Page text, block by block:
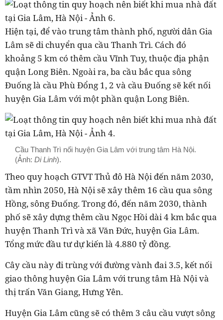
Hiện tại, để vào trung tâm thành phố, người dân Gia
Lâm sẽ di chuyển qua cầu Thanh Trì. Cách đó
khoảng 5 km có thêm cầu Vĩnh Tuy, thuộc địa phận
quận Long Biên. Ngoài ra, ba cầu bắc qua sông
Đuống là cầu Phù Đổng 1, 2 và cầu Đuống sẽ kết nối
huyện Gia Lâm với một phần quận Long Biên.
Cầu Thanh Trì nối huyện Gia Lâm với trung tâm Hà Nội.
(Ảnh: Di Linh).
Theo quy hoạch GTVT Thủ đô Hà Nội đến năm 2030,
tầm nhìn 2050, Hà Nội sẽ xây thêm 16 cầu qua sông
Hồng, sông Đuống. Trong đó, đến năm 2030, thành
phố sẽ xây dựng thêm cầu Ngọc Hồi dài 4 km bắc qua
huyện Thanh Trì và xã Văn Đức, huyện Gia Lâm.
Tổng mức đầu tư dự kiến là 4.880 tỷ đồng.
Cây cầu này đi trùng với đường vành đai 3.5, kết nối
giao thông huyện Gia Lâm với trung tâm Hà Nội và
thị trấn Văn Giang, Hưng Yên.
Huyện Gia Lâm cũng sẽ có thêm 3 câu cầu vượt sông